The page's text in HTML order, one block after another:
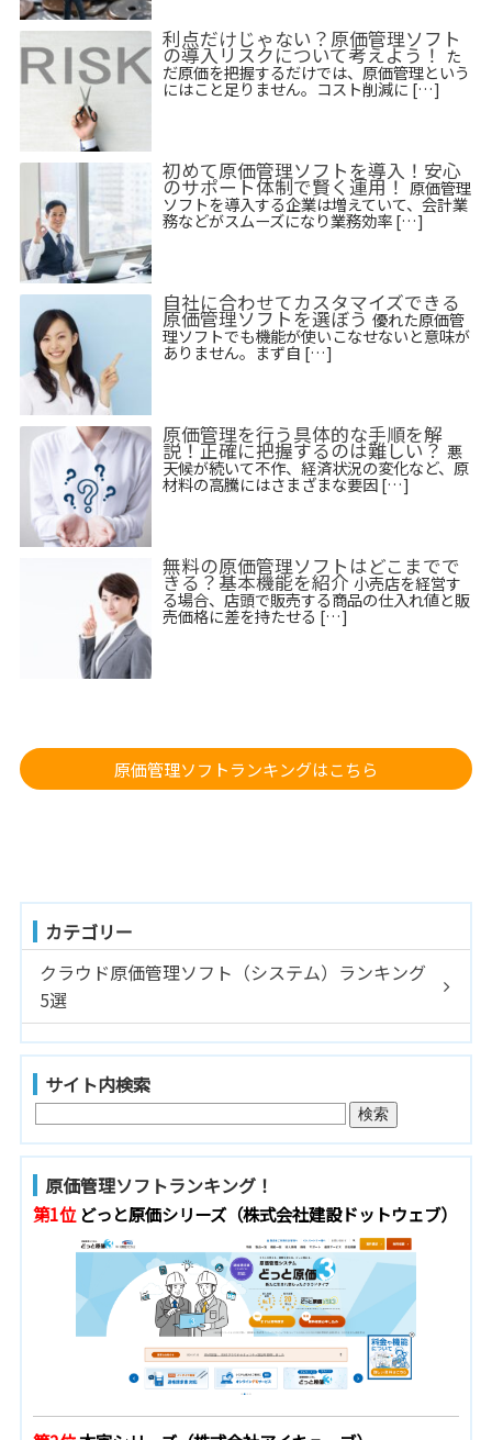
利点だけじゃない？原価管理ソフト
の導入リスクについて考えよう！ た
だ原価を把握するだけでは、原価管理という
にはこと足りません。コスト削減に […]
初めて原価管理ソフトを導入！安心
のサポート体制で賢く運用！ 原価管理
ソフトを導入する企業は増えていて、会計業
務などがスムーズになり業務効率 […]
自社に合わせてカスタマイズできる
原価管理ソフトを選ぼう 優れた原価管
理ソフトでも機能が使いこなせないと意味が
ありません。まず自 […]
原価管理を行う具体的な手順を解
説！正確に把握するのは難しい？ 悪
天候が続いて不作、経済状況の変化など、原
材料の高騰にはさまざまな要因 […]
無料の原価管理ソフトはどこまでで
きる？基本機能を紹介 小売店を経営す
る場合、店頭で販売する商品の仕入れ値と販
売価格に差を持たせる […]
原価管理ソフトランキングはこちら
カテゴリー
クラウド原価管理ソフト（システム）ランキング
5選
サイト内検索
原価管理ソフトランキング！
第1位 どっと原価シリーズ（株式会社建設ドットウェブ）